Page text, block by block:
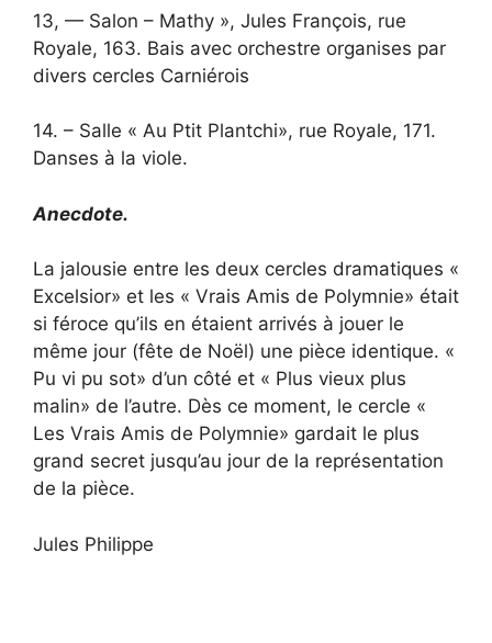
13, — Salon – Mathy », Jules François, rue
Royale, 163. Bais avec orchestre organises par
divers cercles Carniérois
14. – Salle « Au Ptit Plantchi», rue Royale, 171.
Danses à la viole.
Anecdote.
La jalousie entre les deux cercles dramatiques «
Excelsior» et les « Vrais Amis de Polymnie» était
si féroce qu’ils en étaient arrivés à jouer le
même jour (fête de Noël) une pièce identique. «
Pu vi pu sot» d’un côté et « Plus vieux plus
malin» de l’autre. Dès ce moment, le cercle «
Les Vrais Amis de Polymnie» gardait le plus
grand secret jusqu’au jour de la représentation
de la pièce.
Jules Philippe